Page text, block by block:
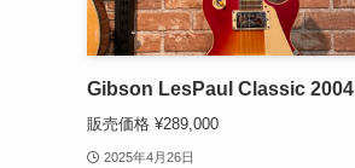
Gibson LesPaul Classic 2004
販売価格 ¥289,000
2025年4月26日